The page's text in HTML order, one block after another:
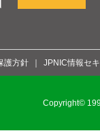
護方針 JPNIC情報セ
Copyright©